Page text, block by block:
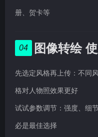
册、贺卡等
04 图像转绘
先选定风格再上传：不同
格对人物照效果更好
试试参数调节：强度、细
必是最佳选择